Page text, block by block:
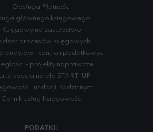
Obsługa Płatności
głównego księgowego
Księgowy na zastępstwo
procesów księgowych
audytów i kontroli podatkowych
- projekty naprawcze
specjalna dla START-UP
Fundacji Rodzinnych
Cennik Usług Księgowość
PODATKI: